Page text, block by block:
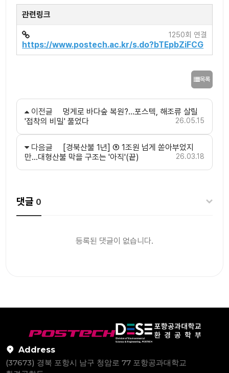
관련링크
https://www.postech.ac.kr/s.do?bTEpbZiFCG
1250회 연결
목록
이전글
멍게로 바다숲 복원?…포스텍, 해조류 살릴
'접착의 비밀' 풀었다
26.05.15
다음글
[경북산불 1년] ⑤ 1조원 넘게 쏟아부었지
만…대형산불 막을 구조는 '아직'(끝)
26.03.18
댓글 0
등록된 댓글이 없습니다.
Address
(37673) 경북 포항시 남구 청암로 77 포항공과대학교